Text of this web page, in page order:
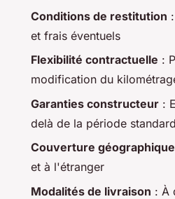
Conditions de restitution
et frais éventuels
Flexibilité contractuelle :
modification du
Garanties constructeur :
delà de la période standard
Couverture géographique
et à l'étranger
Modalités de livraison : À